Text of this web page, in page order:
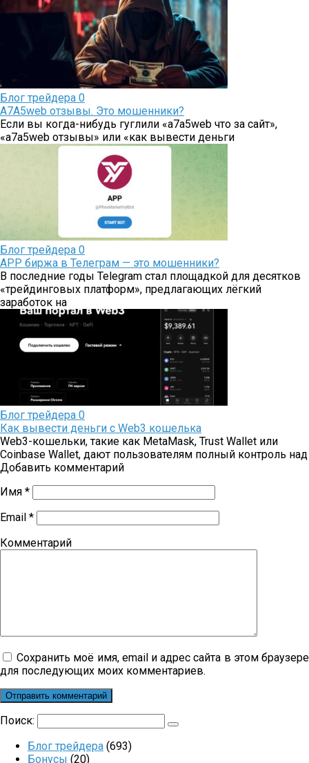
Блог трейдера 0
A7A5web отзывы. Это мошенники?
Если вы когда-нибудь гуглили «a7a5web что за сайт»,
«a7a5web отзывы» или «как вывести деньги
Блог трейдера 0
APP биржа в Телеграм — это мошенники?
В последние годы Telegram стал площадкой для десятков
«трейдинговых платформ», предлагающих лёгкий
заработок на
Блог трейдера 0
Как вывести деньги с Web3 кошелька
Web3-кошельки, такие как MetaMask, Trust Wallet или
Coinbase Wallet, дают пользователям полный контроль над
Добавить комментарий
Имя *
Email *
Комментарий
Сохранить моё имя, email и адрес сайта в этом браузере
для последующих моих комментариев.
Поиск:
Блог трейдера (693)
Бонусы (20)